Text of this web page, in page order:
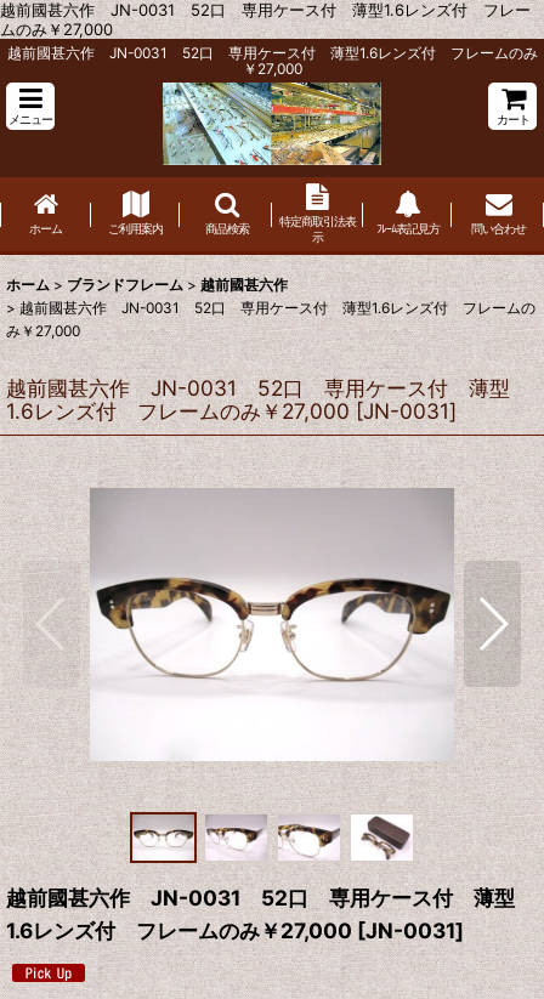
越前國甚六作 JN-0031 52口 専用ケース付 薄型1.6レンズ付 フレー
ムのみ￥27,000
越前國甚六作 JN-0031 52口 専用ケース付 薄型1.6レンズ付 フレームのみ
￥27,000
メニュー カート
ホーム ご利用案内 商品検索
特定商取引法表
示
ﾌﾚｰﾑ表記見方 問い合わせ
ホーム > ブランドフレーム > 越前國甚六作
> 越前國甚六作 JN-0031 52口 専用ケース付 薄型1.6レンズ付 フレームの
み￥27,000
越前國甚六作 JN-0031 52口 専用ケース付 薄型
1.6レンズ付 フレームのみ￥27,000 [JN-0031]
越前國甚六作 JN-0031 52口 専用ケース付 薄型
1.6レンズ付 フレームのみ￥27,000 [JN-0031]